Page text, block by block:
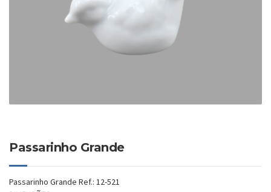
Passarinho Grande
Passarinho Grande Ref.: 12-521